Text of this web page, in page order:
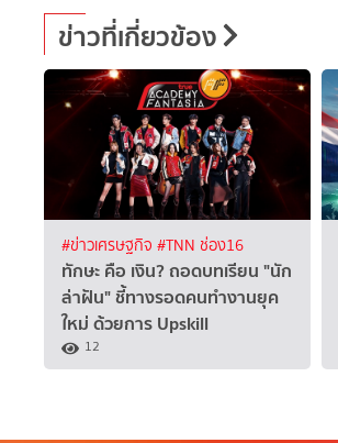
ข่าวที่เกี่ยวข้อง
#ข่าวเศรษฐกิจ #TNN ช่อง16
ทักษะ คือ เงิน? ถอดบทเรียน "นัก
ล่าฝัน" ชี้ทางรอดคนทำงานยุค
ใหม่ ด้วยการ Upskill
12